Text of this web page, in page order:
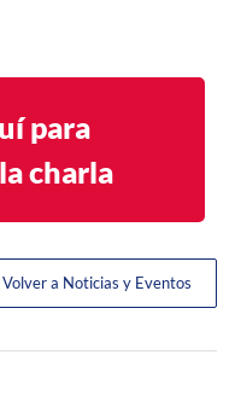
para
charla
Volver a Noticias y Eventos